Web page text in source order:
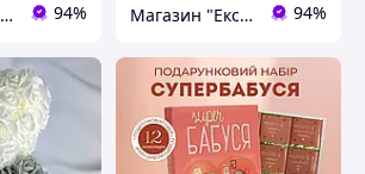
Магазин "Ексклюзив" 94% Магазин "Ексклюзив" 94%